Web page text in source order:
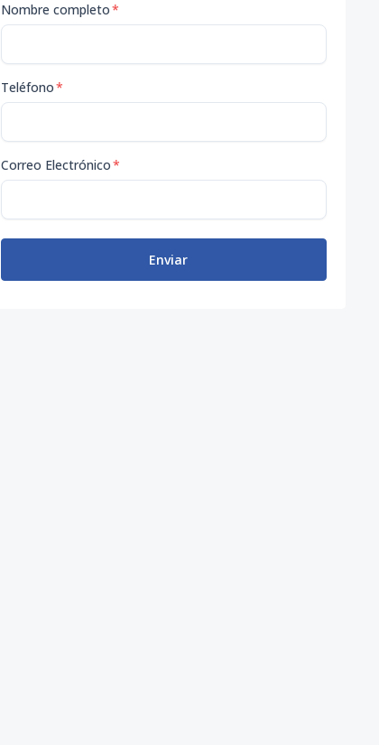
Nombre completo*
Teléfono*
Correo Electrónico*
Enviar